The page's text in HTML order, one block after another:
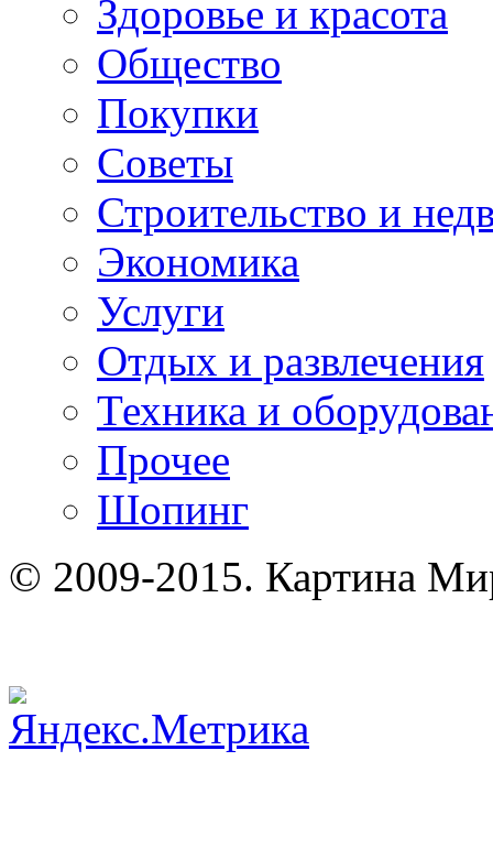
Здоровье и красота
Общество
Покупки
Советы
Строительство и
Экономика
Услуги
Отдых и развлечения
Техника и
Прочее
Шопинг
© 2009-2015. Картина